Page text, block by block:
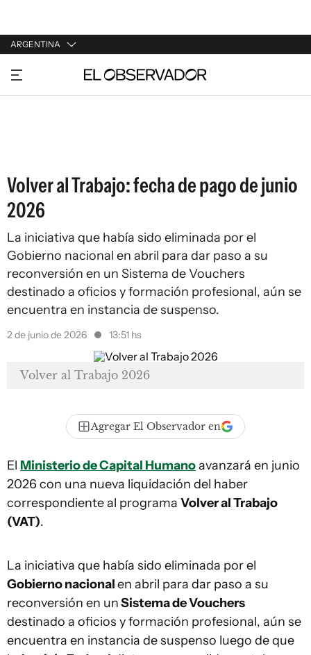
ARGENTINA
URUGUAY
ARGENTINA
Volver al Trabajo: fecha de pago de junio
2026
La iniciativa que había sido eliminada por el
Gobierno nacional en abril para dar paso a su
reconversión en un Sistema de Vouchers
destinado a oficios y formación profesional, aún se
encuentra en instancia de suspenso.
2 de junio de 2026 13:51 hs
Volver al Trabajo 2026
Agregar El Observador en
El Ministerio de Capital Humanoavanzará en junio
2026 con una nueva liquidación del haber
correspondiente al programa Volver al Trabajo
(VAT).
La iniciativa que había sido eliminada por el
Gobierno nacionalen abril para dar paso a su
reconversión en unSistema de Vouchers
destinado a oficios y formación profesional, aún se
encuentra en instancia de suspenso luego de que